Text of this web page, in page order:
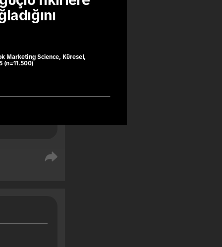
%76'sı,
önce
Marketing Science, Küresel,
(n=11.500)